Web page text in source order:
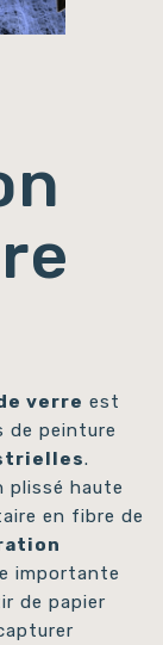
verre est
de peinture
.
plissé haute
en fibre de
importante
de papier